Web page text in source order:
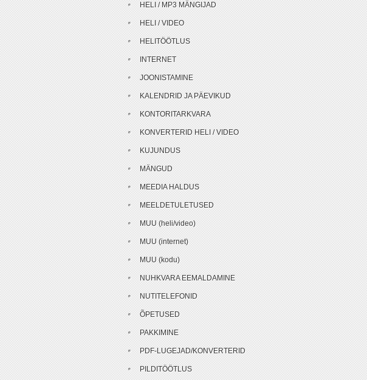
HELI / MP3 MÄNGIJAD
HELI / VIDEO
HELITÖÖTLUS
INTERNET
JOONISTAMINE
KALENDRID JA PÄEVIKUD
KONTORITARKVARA
KONVERTERID HELI / VIDEO
KUJUNDUS
MÄNGUD
MEEDIA HALDUS
MEELDETULETUSED
MUU (heli/video)
MUU (internet)
MUU (kodu)
NUHKVARA EEMALDAMINE
NUTITELEFONID
ÕPETUSED
PAKKIMINE
PDF-LUGEJAD/KONVERTERID
PILDITÖÖTLUS